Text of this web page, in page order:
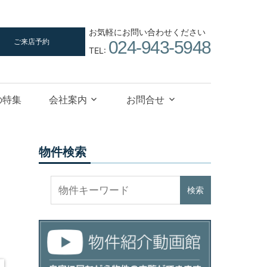
ご来店予約
お気軽にお問い合わせください
TEL: 024-943-5948
集 会社案内 お問合せ
物件検索